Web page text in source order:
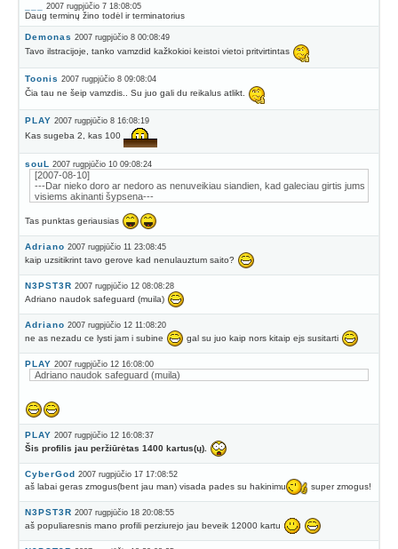
2007 rugpjūčio 7 18:08:05
Daug terminų žino todėl ir terminatorius
Demonas 2007 rugpjūčio 8 00:08:49
Tavo ilstracijoje, tanko vamzdid kažkokioi keistoi vietoi pritvirtintas
Toonis 2007 rugpjūčio 8 09:08:04
Čia tau ne šeip vamzdis.. Su juo gali du reikalus atlikt.
PLAY 2007 rugpjūčio 8 16:08:19
Kas sugeba 2, kas 100
souL 2007 rugpjūčio 10 09:08:24
[2007-08-10]
---Dar nieko doro ar nedoro as nenuveikiau siandien, kad galeciau girtis jums
visiems akinanti šypsena---
Tas punktas geriausias
Adriano 2007 rugpjūčio 11 23:08:45
kaip uzsitikrint tavo gerove kad nenulauztum saito?
N3PST3R 2007 rugpjūčio 12 08:08:28
Adriano naudok safeguard (muila)
Adriano 2007 rugpjūčio 12 11:08:20
ne as nezadu ce lysti jam i subine gal su juo kaip nors kitaip ejs susitarti
PLAY 2007 rugpjūčio 12 16:08:00
Adriano naudok safeguard (muila)
PLAY 2007 rugpjūčio 12 16:08:37
Šis profilis jau peržiūrėtas 1400 kartus(ų).
CyberGod 2007 rugpjūčio 17 17:08:52
aš labai geras zmogus(bent jau man) visada pades su hakinimu super zmogus!
N3PST3R 2007 rugpjūčio 18 20:08:55
aš populiaresnis mano profili perziurejo jau beveik 12000 kartu